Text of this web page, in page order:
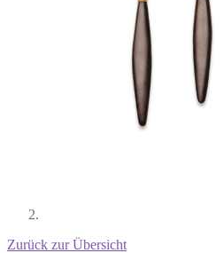
Zurück zur Übersicht